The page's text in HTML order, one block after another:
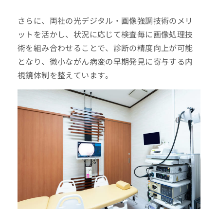
さらに、両社の光デジタル・画像強調技術のメリ
ットを活かし、状況に応じて検査毎に画像処理技
術を組み合わせることで、診断の精度向上が可能
となり、微小ながん病変の早期発見に寄与する内
視鏡体制を整えています。